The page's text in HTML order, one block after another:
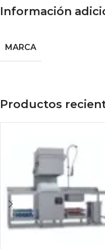
Información
MARCA
Productos